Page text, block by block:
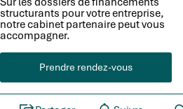
structurants pour votre entreprise,
notre cabinet partenaire peut vous
accompagner.
Prendre rendez-vous